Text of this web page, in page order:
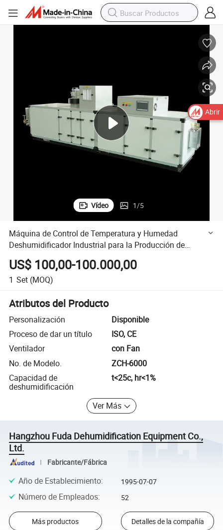
Vídeo 1/5
Máquina de Control de Temperatura y Humedad
Deshumidificador Industrial para la Producción de
Baterías de Litio Zch-6000
US$ 100,00-100.000,00
1 Set (MOQ)
Atributos del Producto
Personalización
Disponible
Proceso de dar un título
ISO, CE
Ventilador
con Fan
No. de Modelo.
ZCH-6000
Capacidad de
deshumidificación
t<25c, hr<1%
Ver Más
Hangzhou Fuda Dehumidification Equipment Co.,
Ltd.
Fabricante/Fábrica
Año de Establecimiento: 1995-07-07
Número de Empleados: 52
Más productos Detalles de la compañía
Abrir